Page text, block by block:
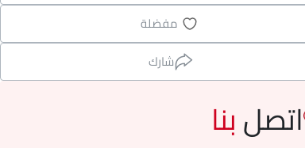
مفضلة
شارك
اتصلبنا